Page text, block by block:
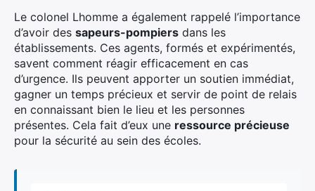
Le colonel Lhomme a également rappelé l’importance
d’avoir des sapeurs-pompiers dans les
établissements. Ces agents, formés et expérimentés,
savent comment réagir efficacement en cas
d’urgence. Ils peuvent apporter un soutien immédiat,
gagner un temps précieux et servir de point de relais
en connaissant bien le lieu et les personnes
présentes. Cela fait d’eux une ressource précieuse
pour la sécurité au sein des écoles.